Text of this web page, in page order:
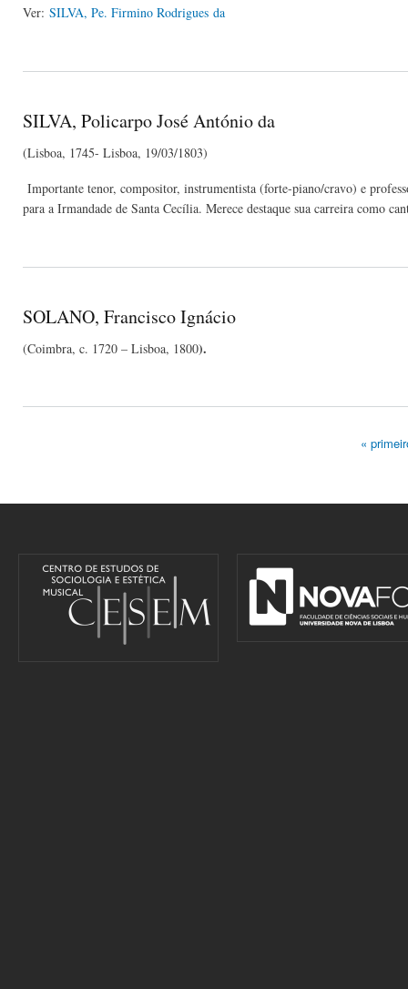
Ver: SILVA, Pe. Firmino Rodrigues da
SILVA, Policarpo José António da
(Lisboa, 1745- Lisboa, 19/03/1803)
Importante tenor, compositor, instrumentista (forte-piano/cravo) e
para a Irmandade de Santa Cecília. Merece destaque sua carreira como
SOLANO, Francisco Ignácio
(Coimbra, c. 1720 – Lisboa, 1800).
«